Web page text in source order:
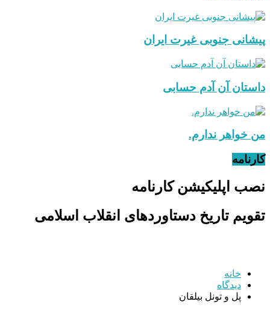
پیشانی جنوبی غیرت ایران
داستان آن آدم حسابی
من خواهر ندارم.
کارنامه
نصب اپلیکیشن کارنامه
تقویم تاریخ دستاوردهای انقلاب اسلامی
خانه
دیدگاه
پل و تونل بیلقان